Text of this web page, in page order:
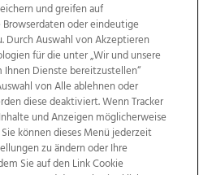
und greifen auf
oder eindeutige
Durch Auswahl von Akzeptieren
für die unter „Wir und unsere
Dienste bereitzustellen“
von Alle ablehnen oder
diese deaktiviert. Wenn Tracker
und Anzeigen möglicherweise
können dieses Menü jederzeit
zu ändern oder Ihre
Sie auf den Link Cookie